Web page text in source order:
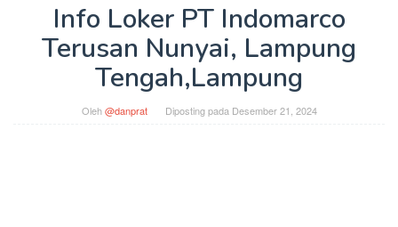
Info Loker PT Indomarco
Terusan Nunyai, Lampung
Tengah,Lampung
Oleh@danprat Diposting pada Desember 21, 2024